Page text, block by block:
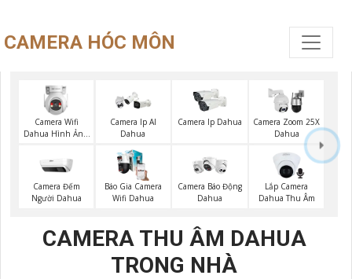
CAMERA HÓC MÔN
Camera Wifi
Dahua Hình Ảnh
Camera Ip AI
Dahua
Camera Ip Dahua
Camera Zoom 25X
Dahua
Camera Đếm
Người Dahua
Báo Gia Camera
Wifi Dahua
Camera Báo Động
Dahua
Lắp Camera
Dahua Thu Âm
CAMERA THU ÂM DAHUA
TRONG NHÀ